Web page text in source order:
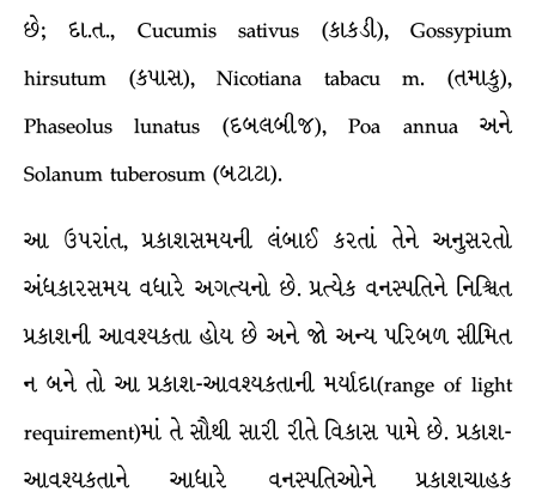
છે; દા.ત., Cucumis sativus (કાકડી), Gossypium
hirsutum (કપાસ), Nicotiana tabacu m. (તમાકુ),
Phaseolus lunatus (દબલબીજ), Poa annua અને
Solanum tuberosum (બટાટા).
આ ઉપરાંત, પ્રકાશસમયની લંબાઈ કરતાં તેને અનુસરતો
અંધકારસમય વધારે અગત્યનો છે. પ્રત્યેક વનસ્પતિને નિશ્ચિત
પ્રકાશની આવશ્યકતા હોય છે અને જો અન્ય પરિબળ સીમિત
ન બને તો આ પ્રકાશ-આવશ્યકતાની મર્યાદા(range of light
requirement)માં તે સૌથી સારી રીતે વિકાસ પામે છે. પ્રકાશ-
આવશ્યકતાને આધારે વનસ્પતિઓને પ્રકાશચાહક